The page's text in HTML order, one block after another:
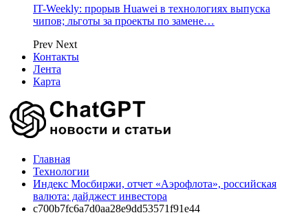
IT-Weekly: прорыв Huawei в технологиях выпуска
чипов; льготы за проекты по замене…
Prev Next
Контакты
Лента
Карта
Главная
Технологии
Индекс Мосбиржи, отчет «Аэрофлота», российская
валюта: дайджест инвестора
c700b7fc6a7d0aa28e9dd53571f91e44